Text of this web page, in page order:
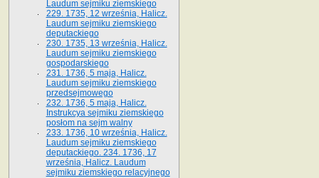
Laudum sejmiku ziemskiego
229. 1735, 12 września, Halicz.
Laudum sejmiku ziemskiego
deputackiego
230. 1735, 13 września, Halicz.
Laudum sejmiku ziemskiego
gospodarskiego
231. 1736, 5 maja, Halicz.
Laudum sejmiku ziemskiego
przedsejmowego
232. 1736, 5 maja, Halicz.
Instrukcya sejmiku ziemskiego
posłom na sejm walny
233. 1736, 10 września, Halicz.
Laudum sejmiku ziemskiego
deputackiego. 234. 1736, 17
września, Halicz. Laudum
sejmiku ziemskiego relacyjnego